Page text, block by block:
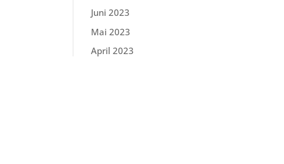
Juni 2023
Mai 2023
April 2023